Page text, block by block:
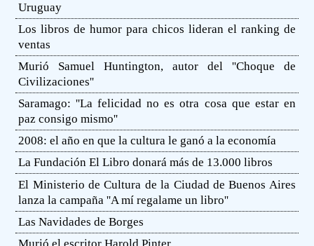
Uruguay
Los libros de humor para chicos lideran el ranking de
ventas
Murió Samuel Huntington, autor del ''Choque de
Civilizaciones''
Saramago: ''La felicidad no es otra cosa que estar en
paz consigo mismo''
2008: el año en que la cultura le ganó a la economía
La Fundación El Libro donará más de 13.000 libros
El Ministerio de Cultura de la Ciudad de Buenos Aires
lanza la campaña ''A mí regalame un libro''
Las Navidades de Borges
Murió el escritor Harold Pinter